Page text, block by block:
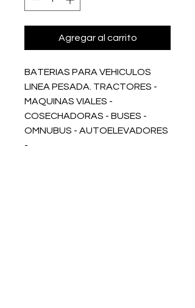
Agregar al carrito
BATERIAS PARA VEHICULOS
LINEA PESADA. TRACTORES -
MAQUINAS VIALES -
COSECHADORAS - BUSES -
OMNUBUS - AUTOELEVADORES
-